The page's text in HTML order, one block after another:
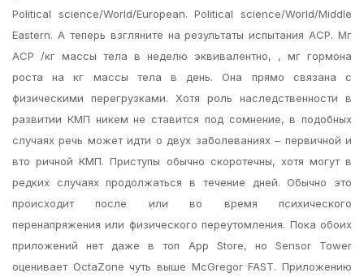
Political science/World/European. Political science/World/Middle
Eastern. А теперь взгляните на результаты испытания АСР. Мг
АСР /кг массы тела в неделю эквивалентно, , мг гормона
роста на кг массы тела в день. Она прямо связана с
физическими перегрузками. Хотя роль наследственности в
развитии КМП никем не ставится под сомнение, в подобных
случаях речь может идти о двух заболеваниях – первичной и
вто ричной КМП. Приступы обычно скоротечны, хотя могут в
редких случаях продолжаться в течение дней. Обычно это
происходит после или во время психического
перенапряжения или физического переутомления. Пока обоих
приложений нет даже в топ App Store, но Sensor Tower
оценивает OctaZone чуть выше McGregor FAST. Приложению